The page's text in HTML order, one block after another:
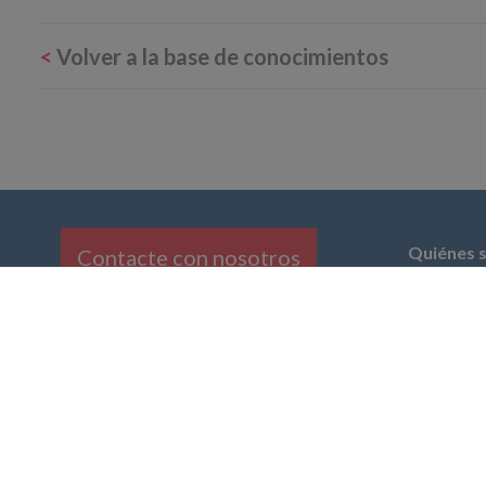
< Volver a la base de conocimientos
Contacte con nosotros Quiénes